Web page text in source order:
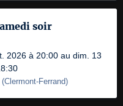
soir
2026 à 20:00 au dim. 13
(Clermont-Ferrand)